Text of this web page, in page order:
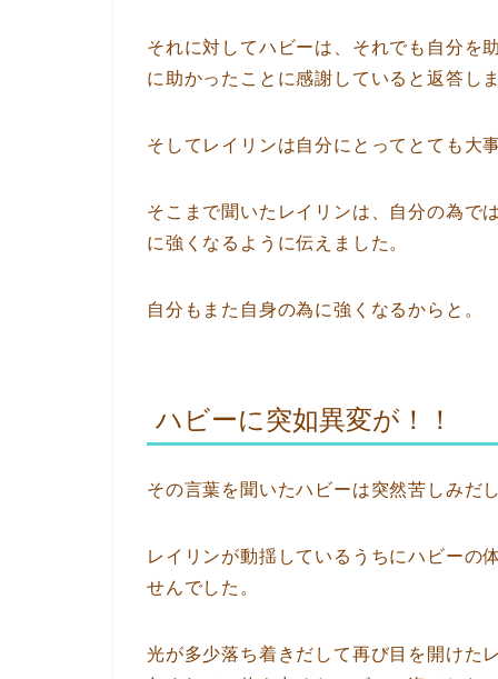
それに対してハビーは、それでも自分を
に助かったことに感謝していると返答し
そしてレイリンは自分にとってとても大
そこまで聞いたレイリンは、自分の為で
に強くなるように伝えました。
自分もまた自身の為に強くなるからと。
ハビーに突如異変が！！
その言葉を聞いたハビーは突然苦しみだ
レイリンが動揺しているうちにハビーの
せんでした。
光が多少落ち着きだして再び目を開けた